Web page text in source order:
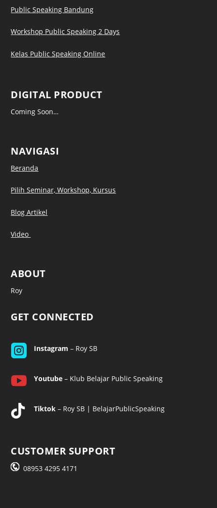
Public Speaking Bandung
Workshop Public Speaking 2 Days
Kelas Public Speaking Online
DIGITAL PRODUCT
Coming Soon…
NAVIGASI
Beranda
Pilih Seminar, Workshop, Kursus
Blog Artikel
Video
ABOUT
Roy
GET CONNECTED
 Instagram – Roy SB
 Youtube– Klub Belajar Public Speaking
 Tiktok– Roy SB | BelajarPublicSpeaking
CUSTOMER SUPPORT
08953 4295 4171